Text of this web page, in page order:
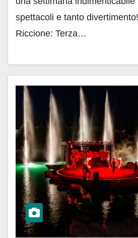
spettacoli e tanto
Riccione: Terza…